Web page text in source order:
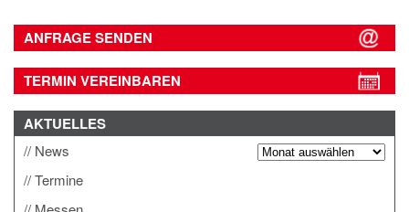
ANFRAGE SENDEN
TERMIN VEREINBAREN
AKTUELLES
News
Termine